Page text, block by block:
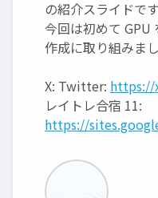
の紹介スライドです
今回は初めて GPU
作成に取り組みまし
X: Twitter: https://
レイトレ合宿 11:
https://